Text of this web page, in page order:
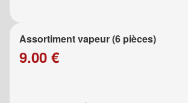
Assortiment vapeur (6 pièces)
9.00 €